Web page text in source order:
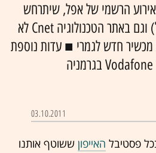
הרשמי של אפל, שיתרחש
מחר (19:00 שעון ישראל) וגם באתר הטכנולוגיה Cnet לא
חדש לגמרי ■ עדות נוספת
03.10.2011
פסטיבל האייפון ששוטף אותנו